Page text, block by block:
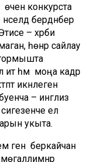
конкурста
бердәнбер
– хәрби
һөнәр сайлау
һәм моңа кадәр
икәнлеген
– инглиз
сигезенче ел
укыта.
генә беркайчан